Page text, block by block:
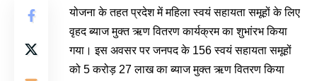
योजना के तहत प्रदेश में महिला स्वयं सहायता समूहों के लिए
वृहद ब्याज मुक्त ऋण वितरण कार्यक्रम का शुभांरभ किया
गया। इस अवसर पर जनपद के 156 स्वयं सहायता समूहों
को 5 करोड़ 27 लाख का ब्याज मुक्त ऋण वितरण किया